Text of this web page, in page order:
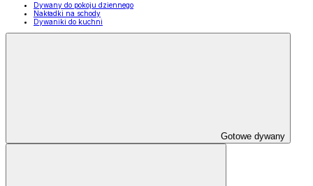
Dywany do pokoju dziennego
Nakładki na schody
Dywaniki do kuchni
Gotowe dywany